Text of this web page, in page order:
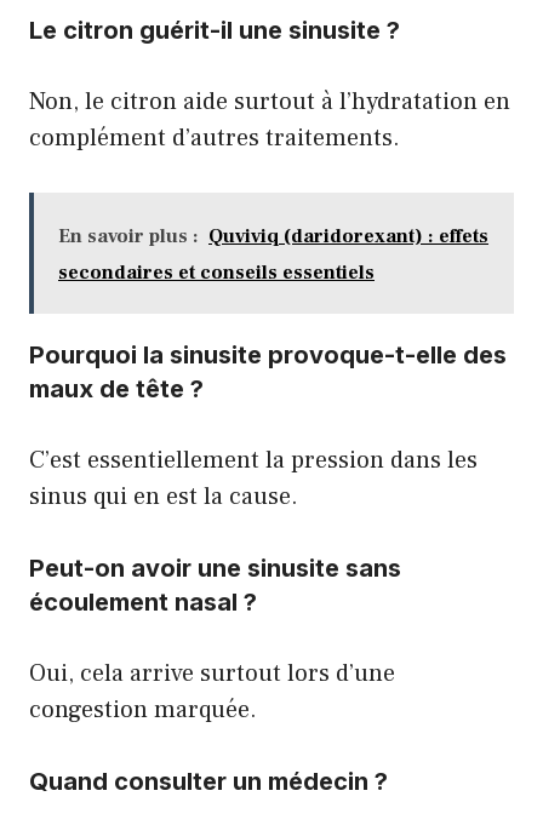
Le citron guérit-il une sinusite ?
Non, le citron aide surtout à l’hydratation en
complément d’autres traitements.
En savoir plus : Quviviq (daridorexant) : effets
secondaires et conseils essentiels
Pourquoi la sinusite provoque-t-elle des
maux de tête ?
C’est essentiellement la pression dans les
sinus qui en est la cause.
Peut-on avoir une sinusite sans
écoulement nasal ?
Oui, cela arrive surtout lors d’une
congestion marquée.
Quand consulter un médecin ?